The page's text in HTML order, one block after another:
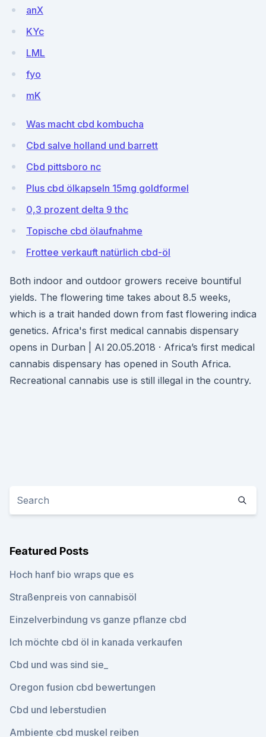
anX
KYc
LML
fyo
mK
Was macht cbd kombucha
Cbd salve holland und barrett
Cbd pittsboro nc
Plus cbd ölkapseln 15mg goldformel
0,3 prozent delta 9 thc
Topische cbd ölaufnahme
Frottee verkauft natürlich cbd-öl
Both indoor and outdoor growers receive bountiful
yields. The flowering time takes about 8.5 weeks,
which is a trait handed down from fast flowering indica
genetics. Africa's first medical cannabis dispensary
opens in Durban | Al 20.05.2018 · Africa’s first medical
cannabis dispensary has opened in South Africa.
Recreational cannabis use is still illegal in the country.
Featured Posts
Hoch hanf bio wraps que es
Straßenpreis von cannabisöl
Einzelverbindung vs ganze pflanze cbd
Ich möchte cbd öl in kanada verkaufen
Cbd und was sind sie_
Oregon fusion cbd bewertungen
Cbd und leberstudien
Ambiente cbd muskel reiben